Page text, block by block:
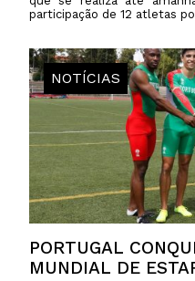
participação de 12 atletas
PORTUGAL
MUNDIAL DE
NOTÍCIAS